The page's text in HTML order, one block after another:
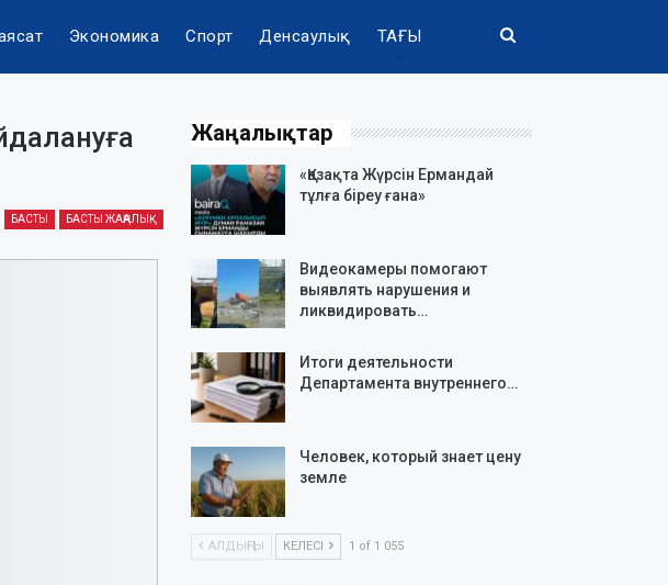
Экономика Спорт Денсаулық ТАҒЫ
БАСТЫ БАСТЫ ЖАҢАЛЫҚ
Жаңалықтар
«Қазақта Жүрсін Ермандай
тұлға біреу ғана»
Видеокамеры помогают
выявлять нарушения и
ликвидировать…
Итоги деятельности
Департамента внутреннего…
Человек, который знает цену
земле
АЛДЫҢҒЫ КЕЛЕСІ 1 of 1 055